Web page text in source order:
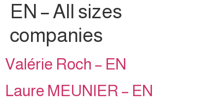
EN – All sizes
companies
Valérie Roch – EN
Laure MEUNIER – EN